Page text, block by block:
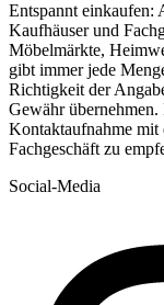
Entspannt einkaufen:
Kaufhäuser und
Möbelmärkte,
gibt immer jede
Richtigkeit der
Gewähr
Kontaktaufnahme mit
Fachgeschäft zu
Social-Media